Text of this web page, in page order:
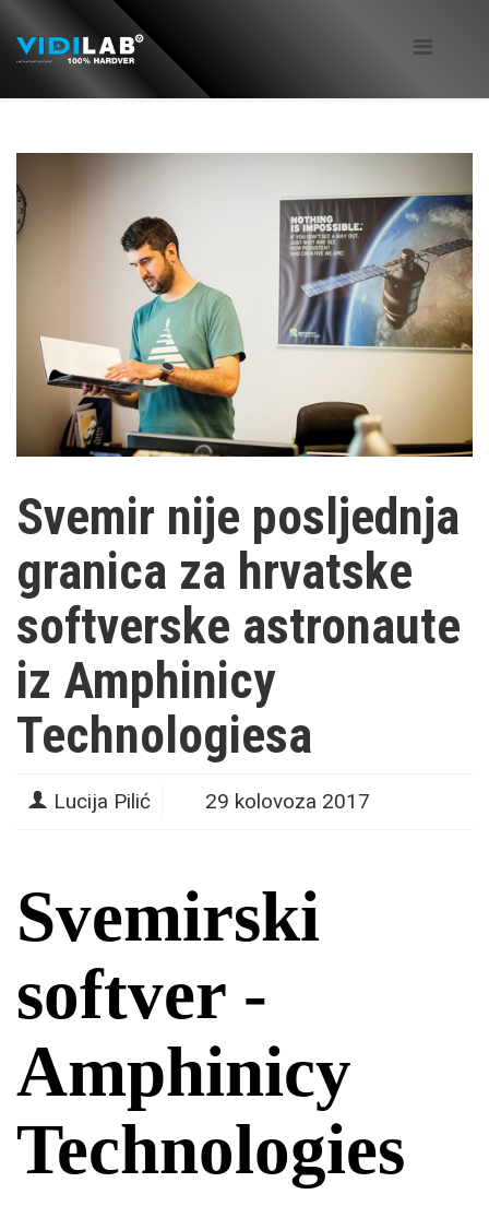
Svemir nije posljednja
granica za hrvatske
softverske astronaute
iz Amphinicy
Technologiesa
Lucija Pilić 29 kolovoza 2017
Svemirski
softver -
Amphinicy
Technologies